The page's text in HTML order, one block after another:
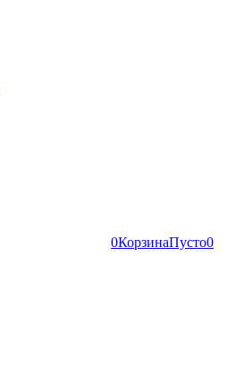
0КорзинаПусто0